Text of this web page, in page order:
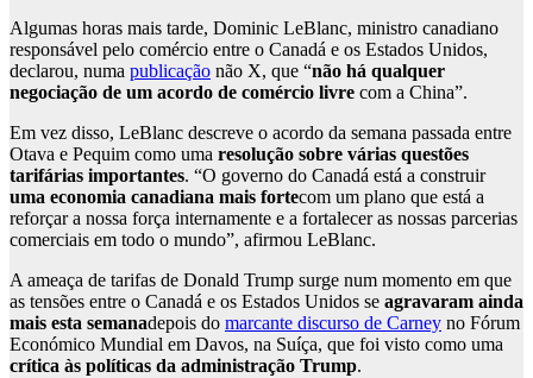
Algumas horas mais tarde, Dominic LeBlanc, ministro canadiano
responsável pelo comércio entre o Canadá e os Estados Unidos,
declarou, numa publicação não X, que “não há qualquer
negociação de um acordo de comércio livre com a China”.
Em vez disso, LeBlanc descreve o acordo da semana passada entre
Otava e Pequim como uma resolução sobre várias questões
tarifárias importantes. “O governo do Canadá está a construir
uma economia canadiana mais fortecom um plano que está a
reforçar a nossa força internamente e a fortalecer as nossas parcerias
comerciais em todo o mundo”, afirmou LeBlanc.
A ameaça de tarifas de Donald Trump surge num momento em que
as tensões entre o Canadá e os Estados Unidos se agravaram ainda
mais esta semanadepois do marcante discurso de Carney no Fórum
Económico Mundial em Davos, na Suíça, que foi visto como uma
crítica às políticas da administração Trump.